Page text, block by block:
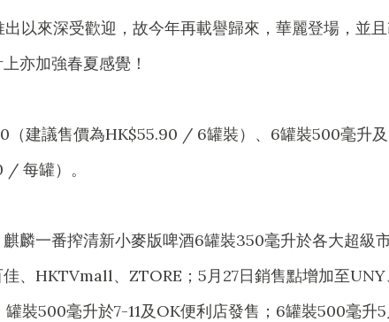
以來深受歡迎，故今年再載譽歸來，華麗登場，並
亦加強春夏感覺！
（建議售價為HK$55.90 / 6罐裝）、6罐裝500毫升及
/ 每罐）。
麟一番搾清新小麥版啤酒6罐裝350毫升於各大超級
、HKTVmall、ZTORE；5月27日銷售點增加至UNY
裝500毫升於7-11及OK便利店發售；6罐裝500毫升